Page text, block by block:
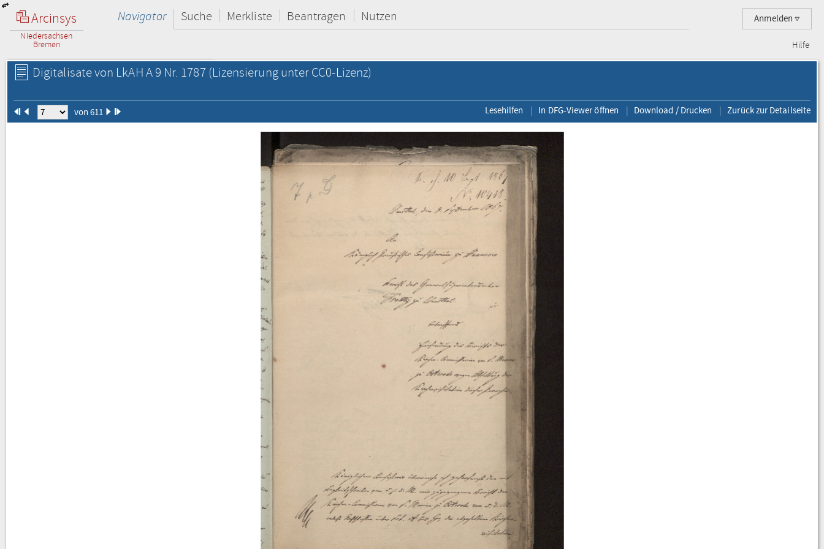
Arcinsys
Niedersachsen
Bremen
Anmelden
Navigator Suche Merkliste Beantragen Nutzen
Hilfe
Digitalisate von LkAH A 9 Nr. 1787(Lizensierung unter CC0-Lizenz)
von 611 Lesehilfen In DFG-Viewer öffnen Download / Drucken Zurück zur Detailseite